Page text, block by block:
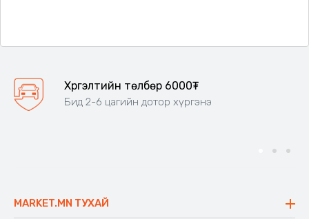
Хүргэлтийн төлбөр 6000₮
Бид 2-6 цагийн дотор хүргэнэ
MARKET.MN ТУХАЙ